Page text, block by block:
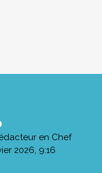
en Chef
2026, 9:16